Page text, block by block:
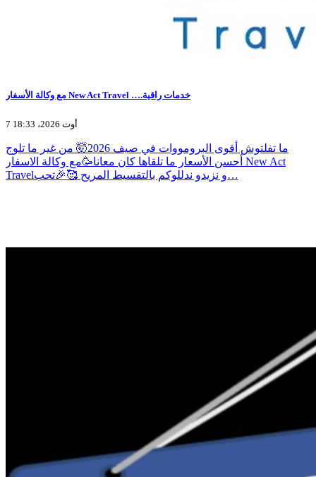
مع وكالة الأسفار New Act Travel ….خدمات راقية
7 أوت 2026، 18:33
ما تفلتوش أقوى البرومووات في صيف 2026🤯 من غير ما تلوج
أحسن الأسعار ما تلقاها كان معانا🥳مع وكالة الاسفار New Act
Travelو نزيدو ندللوكم بالتقسيط المريح 🥰🎉تحب…